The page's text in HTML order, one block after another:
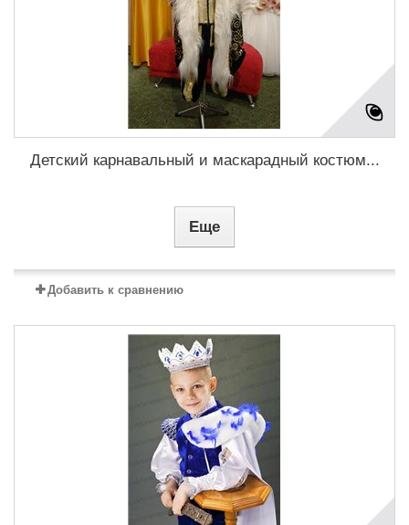
Детский карнавальный и маскарадный костюм...
Еще
Добавить к сравнению